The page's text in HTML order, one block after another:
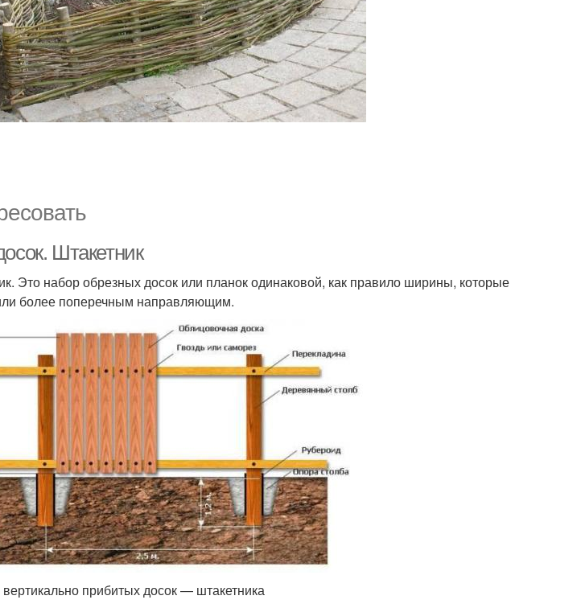
Штакетник
Это набор обрезных досок или планок одинаковой, как правило ширины, которые
более поперечным направляющим.
прибитых досок — штакетника